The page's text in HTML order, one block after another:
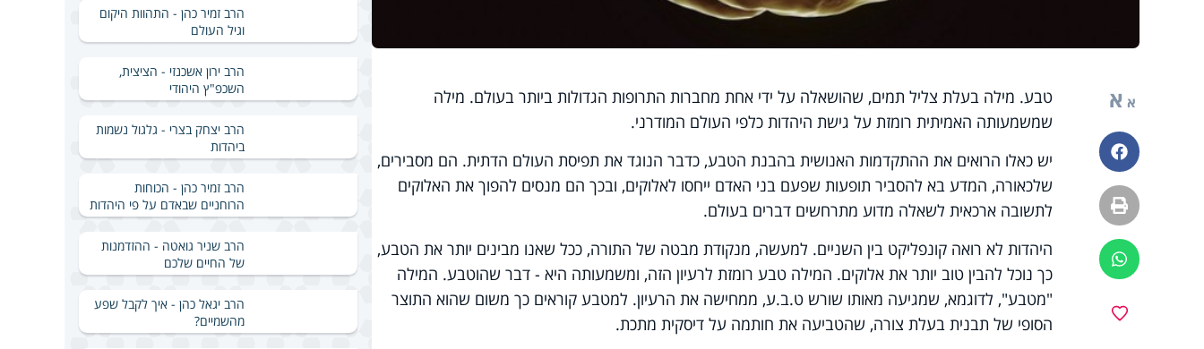
א א
פייסבוק
הדפסה
ווטסאפ
טבע. מילה בעלת צליל תמים, שהושאלה על ידי אחת מחברות התרופות הגדולות ביותר בעולם. מילה
שמשמעותה האמיתית רומזת על גישת היהדות כלפי העולם המודרני.
יש כאלו הרואים את ההתקדמות האנושית בהבנת הטבע, כדבר הנוגד את תפיסת העולם הדתית. הם מסבירים,
שלכאורה, המדע בא להסביר תופעות שפעם בני האדם ייחסו לאלוקים, ובכך הם מנסים להפוך את האלוקים
לתשובה ארכאית לשאלה מדוע מתרחשים דברים בעולם.
היהדות לא רואה קונפליקט בין השניים. למעשה, מנקודת מבטה של התורה, ככל שאנו מבינים יותר את הטבע,
כך נוכל להבין טוב יותר את אלוקים. המילה טבע רומזת לרעיון הזה, ומשמעותה היא - דבר שהוטבע. המילה
"מטבע", לדוגמא, שמגיעה מאותו שורש ט.ב.ע, ממחישה את הרעיון. למטבע קוראים כך משום שהוא התוצר
הסופי של תבנית בעלת צורה, שהטביעה את חותמה על דיסקית מתכת.
הרב זמיר כהן - התהוות היקום
וגיל העולם
הרב ירון אשכנזי - הציצית,
השכפ"ץ היהודי
הרב יצחק בצרי - גלגול נשמות
ביהדות
הרב זמיר כהן - הכוחות
הרוחניים שבאדם על פי היהדות
הרב שניר גואטה - ההזדמנות
של החיים שלכם
הרב יגאל כהן - איך לקבל שפע
מהשמיים?